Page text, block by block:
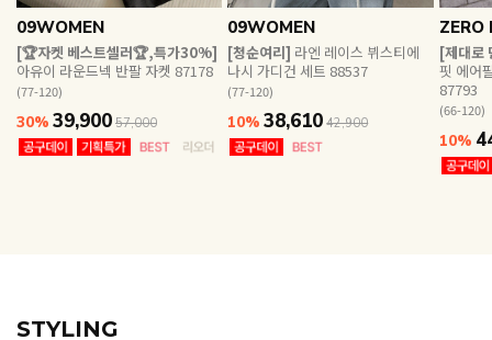
09WOMEN
[🏆자켓 베스트셀러🏆,특가30%]
아유이 라운드넥 반팔 자켓 87178
(77-120)
30% 39,900 57,000
09WOMEN
[청순여리] 라엔 레이스 뷔스티에
나시 가디건 세트 88537
(77-120)
10% 38,610 42,900
ZERO
[제대로
핏 에어
87793
(66-120)
10%
STYLING